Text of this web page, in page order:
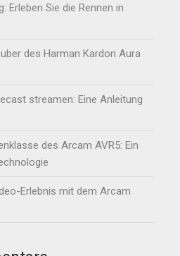
Erleben Sie die Rennen in
des Harman Kardon Aura
streamen: Eine Anleitung
des Arcam AVR5: Ein
Erlebnis mit dem Arcam